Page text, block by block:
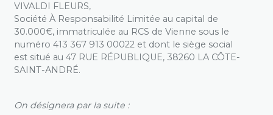
VIVALDI FLEURS,
Société À Responsabilité Limitée au capital de
30.000€, immatriculée au RCS de Vienne sous le
numéro 413 367 913 00022 et dont le siège social
est situé au 47 RUE RÉPUBLIQUE, 38260 LA CÔTE-
SAINT-ANDRÉ.
On désignera par la suite :